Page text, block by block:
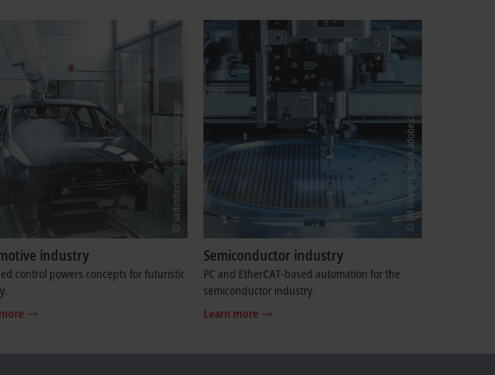
industry
control powers concepts for futuristic
Semiconductor industry
PC and EtherCAT-based automation for the
semiconductor industry.
Learn more